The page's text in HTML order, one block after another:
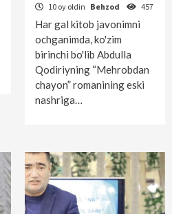
10 oy oldin Behzod 457
Har gal kitob javonimni
ochganimda, ko'zim
birinchi bo'lib Abdulla
Qodiriyning “Mehrobdan
chayon” romanining eski
nashriga…